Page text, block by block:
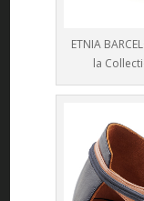
ETNIA
la